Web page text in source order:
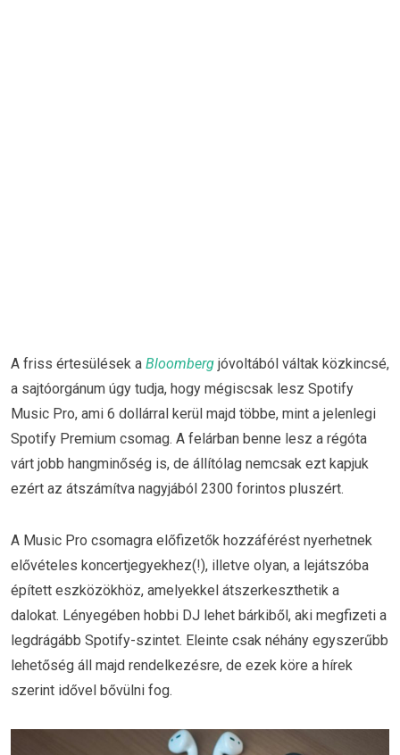
A friss értesülések a Bloomberg jóvoltából váltak közkincsé,
a sajtóorgánum úgy tudja, hogy mégiscsak lesz Spotify
Music Pro, ami 6 dollárral kerül majd többe, mint a jelenlegi
Spotify Premium csomag. A felárban benne lesz a régóta
várt jobb hangminőség is, de állítólag nemcsak ezt kapjuk
ezért az átszámítva nagyjából 2300 forintos pluszért.
A Music Pro csomagra előfizetők hozzáférést nyerhetnek
elővételes koncertjegyekhez(!), illetve olyan, a lejátszóba
épített eszközökhöz, amelyekkel átszerkeszthetik a
dalokat. Lényegében hobbi DJ lehet bárkiből, aki megfizeti a
legdrágább Spotify-szintet. Eleinte csak néhány egyszerűbb
lehetőség áll majd rendelkezésre, de ezek köre a hírek
szerint idővel bővülni fog.